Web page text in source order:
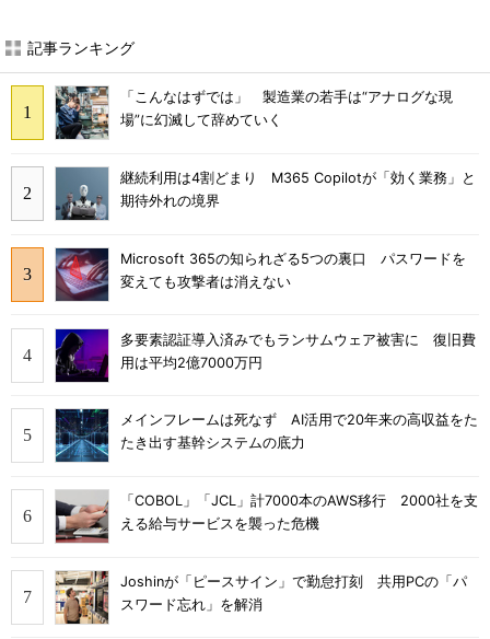
記事ランキング
「こんなはずでは」 製造業の若手は“アナログな現
場”に幻滅して辞めていく
継続利用は4割どまり M365 Copilotが「効く業務」と
期待外れの境界
Microsoft 365の知られざる5つの裏口 パスワードを
変えても攻撃者は消えない
多要素認証導入済みでもランサムウェア被害に 復旧費
用は平均2億7000万円
メインフレームは死なず AI活用で20年来の高収益をた
たき出す基幹システムの底力
「COBOL」「JCL」計7000本のAWS移行 2000社を支
える給与サービスを襲った危機
Joshinが「ピースサイン」で勤怠打刻 共用PCの「パ
スワード忘れ」を解消